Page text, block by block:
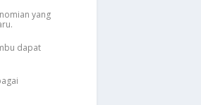
yang
dapat